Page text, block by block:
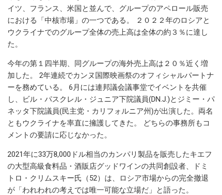
イツ、フランス、米国と並んで、グループのアペロール販売
における「中核市場」の一つである。 ２０２２年のロシアと
ウクライナでのグループ全体の売上高は全体の約３％に達し
た。
今年の第１四半期、同グループの海外売上高は２０％近く増
加した。 2年連続でカンヌ国際映画祭のオフィシャルパートナ
ーを務めている。 6月には連邦議会議事堂でイベントを共催
し、ビル・パスクレル・ジュニア下院議員(DN.J.)とジミー・パ
ネッタ下院議員(民主党・カリフォルニア州)が出演した。両名
ともウクライナを率直に擁護してきた。 どちらの事務所もコ
メントの要請に応じなかった。
2021年に33万8,000ドル相当のカンパリ製品を販売したキエフ
の大型高級食料品・酒販店グッドワインの共同創設者、ドミ
トロ・クリムスキー氏（52）は、ロシア市場からの完全撤退
が「われわれの考えでは唯一可能な立場だ」と語った。